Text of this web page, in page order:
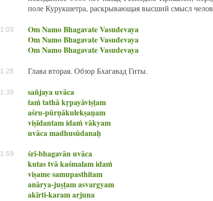
поле Курукшетра, раскрывающая высший смысл
Om Namo Bhagavate Vasudevaya
Om Namo Bhagavate Vasudevaya
Om Namo Bhagavate Vasudevaya
Глава вторая. Обзор Бхагавад Гиты.
sañjaya uvāca
taṁ tathā kṛpayāviṣṭam
aśru-pūrṇākulekṣaṇam
viṣīdantam idaṁ vākyam
uvāca madhusūdanaḥ
śrī-bhagavān uvāca
kutas tvā kaśmalam idaṁ
viṣame samupasthitam
anārya-juṣṭam asvargyam
akīrti-karam arjuna